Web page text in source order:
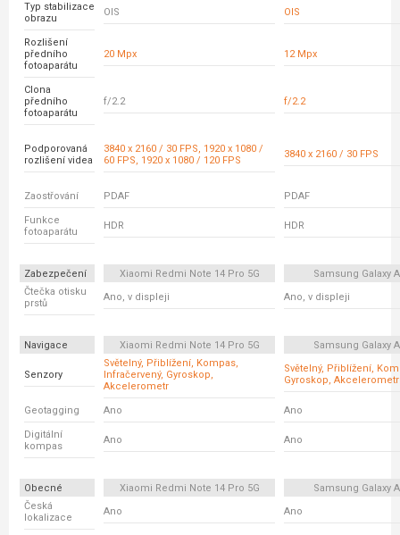
Typ stabilizace
obrazu
OIS OIS
Rozlišení
předního
fotoaparátu
20 Mpx 12 Mpx
Clona
předního
fotoaparátu
f/2.2 f/2.2
Podporovaná
rozlišení videa
3840 x 2160 / 30 FPS, 1920 x 1080 /
60 FPS, 1920 x 1080 / 120 FPS
3840 x 2160 / 30 FPS
Zaostřování PDAF PDAF
Funkce
fotoaparátu
HDR HDR
Zabezpečení Xiaomi Redmi Note 14 Pro 5G
Samsung Galaxy
Čtečka otisku
prstů
Ano, v displeji Ano, v displeji
Navigace Xiaomi Redmi Note 14 Pro 5G Samsung Galaxy
Senzory
Světelný, Přiblížení, Kompas,
Infračervený, Gyroskop,
Akcelerometr
Světelný, Přiblížení,
Gyroskop, Akcelerometr
Geotagging Ano Ano
Digitální
kompas
Ano Ano
Obecné Xiaomi Redmi Note 14 Pro 5G
Samsung Galaxy
Česká
lokalizace
Ano Ano